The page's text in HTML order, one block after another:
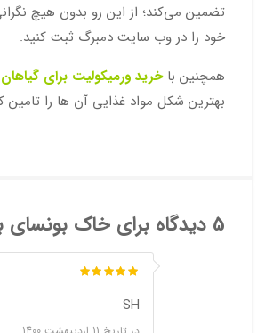
تضمین می‌کند؛ از این رو بدون هیچ
خود را در وب سایت دمبرگ ثبت کنید.
همچنین باخرید ورمیکولیت برای گیاهان
بهترین شکل مواد غذایی آن ها را تامین
5 دیدگاه برای خاک بونسای
SH